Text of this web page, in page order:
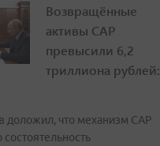
Возвращённые
активы САР
превысили 6,2
триллиона рублей:
доложил, что механизм САР